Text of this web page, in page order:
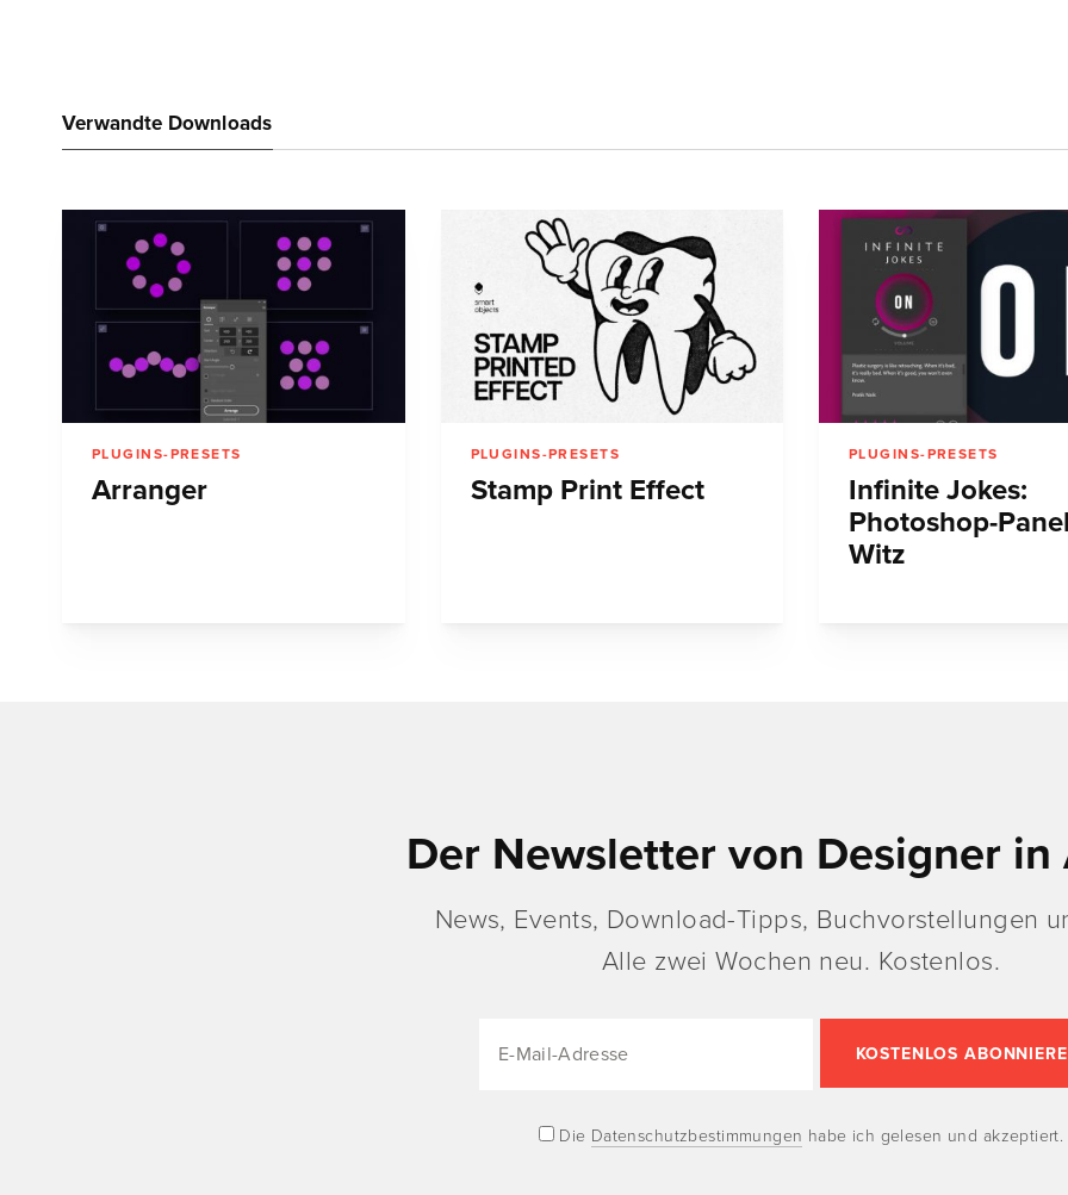
Verwandte Downloads
PLUGINS-PRESETS
Arranger
PLUGINS-PRESETS
Stamp Print Effect
PLUGINS-PRESETS
Infinite Jokes:
Photoshop-
Witz
Der Newsletter von Designer in
News, Events, Download-Tipps, Buchvorstellungen
Alle zwei Wochen neu. Kostenlos.
Die Datenschutzbestimmungen habe ich gelesen und akzeptiert.